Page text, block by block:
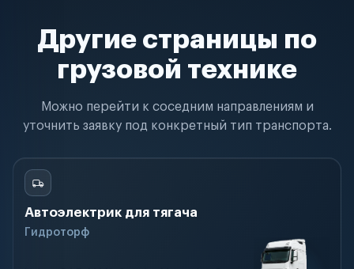
Другие страницы по
грузовой технике
Можно перейти к соседним направлениям и
уточнить заявку под конкретный тип транспорта.
Автоэлектрик для тягача
Гидроторф